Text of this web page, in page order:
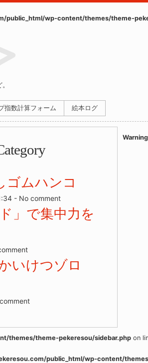
public_html/wp-content/themes/theme-
指数計算フォーム 絵本ログ
ゴムハンコ
- No comment
」で集中力を
いけつゾロ
Warning
themes/theme-pekeresou/sidebar.php on
public_html/wp-content/